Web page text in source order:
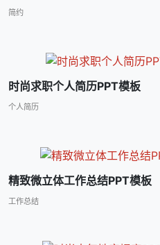
简约
时尚求职个人简历PPT模板
个人简历
精致微立体工作总结PPT模板
工作总结